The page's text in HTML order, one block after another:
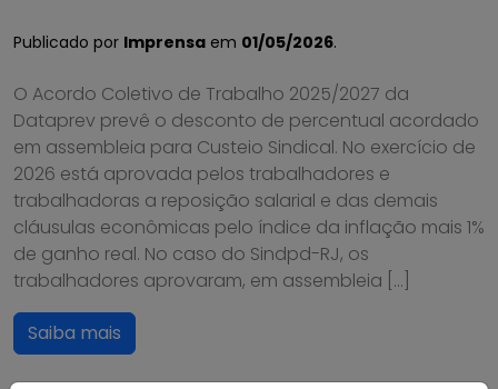
Publicado por Imprensa em 01/05/2026.
O Acordo Coletivo de Trabalho 2025/2027 da
Dataprev prevê o desconto de percentual acordado
em assembleia para Custeio Sindical. No exercício de
2026 está aprovada pelos trabalhadores e
trabalhadoras a reposição salarial e das demais
cláusulas econômicas pelo índice da inflação mais 1%
de ganho real. No caso do Sindpd-RJ, os
trabalhadores aprovaram, em assembleia […]
Saiba mais